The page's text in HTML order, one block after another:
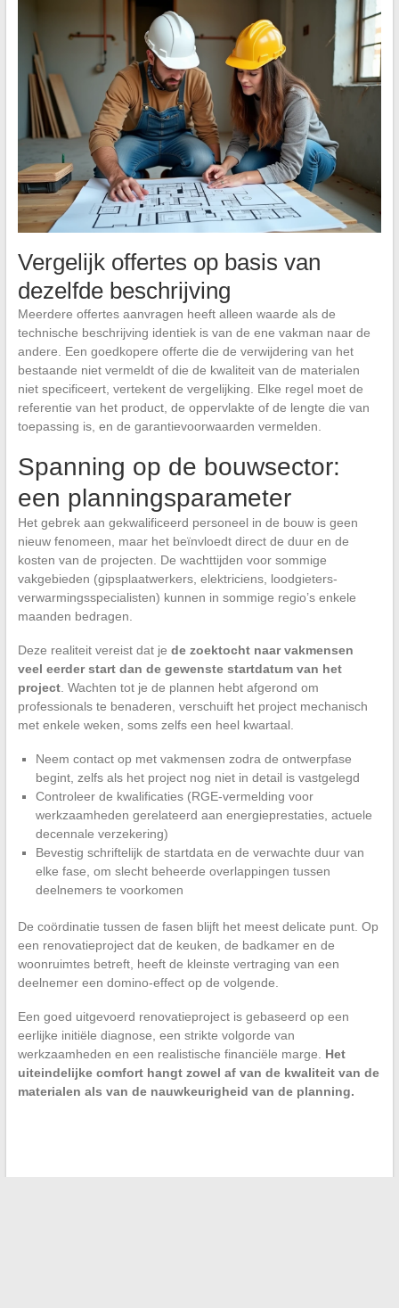
Vergelijk offertes op basis van
dezelfde beschrijving
Meerdere offertes aanvragen heeft alleen waarde als de
technische beschrijving identiek is van de ene vakman naar de
andere. Een goedkopere offerte die de verwijdering van het
bestaande niet vermeldt of die de kwaliteit van de materialen
niet specificeert, vertekent de vergelijking. Elke regel moet de
referentie van het product, de oppervlakte of de lengte die van
toepassing is, en de garantievoorwaarden vermelden.
Spanning op de bouwsector:
een planningsparameter
Het gebrek aan gekwalificeerd personeel in de bouw is geen
nieuw fenomeen, maar het beïnvloedt direct de duur en de
kosten van de projecten. De wachttijden voor sommige
vakgebieden (gipsplaatwerkers, elektriciens, loodgieters-
verwarmingsspecialisten) kunnen in sommige regio’s enkele
maanden bedragen.
Deze realiteit vereist dat je de zoektocht naar vakmensen
veel eerder start dan de gewenste startdatum van het
project. Wachten tot je de plannen hebt afgerond om
professionals te benaderen, verschuift het project mechanisch
met enkele weken, soms zelfs een heel kwartaal.
Neem contact op met vakmensen zodra de ontwerpfase
begint, zelfs als het project nog niet in detail is vastgelegd
Controleer de kwalificaties (RGE-vermelding voor
werkzaamheden gerelateerd aan energieprestaties, actuele
decennale verzekering)
Bevestig schriftelijk de startdata en de verwachte duur van
elke fase, om slecht beheerde overlappingen tussen
deelnemers te voorkomen
De coördinatie tussen de fasen blijft het meest delicate punt. Op
een renovatieproject dat de keuken, de badkamer en de
woonruimtes betreft, heeft de kleinste vertraging van een
deelnemer een domino-effect op de volgende.
Een goed uitgevoerd renovatieproject is gebaseerd op een
eerlijke initiële diagnose, een strikte volgorde van
werkzaamheden en een realistische financiële marge. Het
uiteindelijke comfort hangt zowel af van de kwaliteit van de
materialen als van de nauwkeurigheid van de planning.